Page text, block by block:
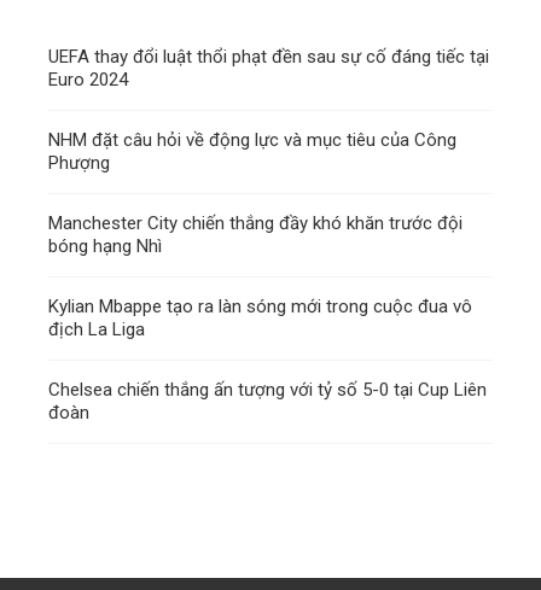
UEFA thay đổi luật thổi phạt đền sau sự cố đáng tiếc tại
Euro 2024
NHM đặt câu hỏi về động lực và mục tiêu của Công
Phượng
Manchester City chiến thắng đầy khó khăn trước đội
bóng hạng Nhì
Kylian Mbappe tạo ra làn sóng mới trong cuộc đua vô
địch La Liga
Chelsea chiến thắng ấn tượng với tỷ số 5-0 tại Cup Liên
đoàn